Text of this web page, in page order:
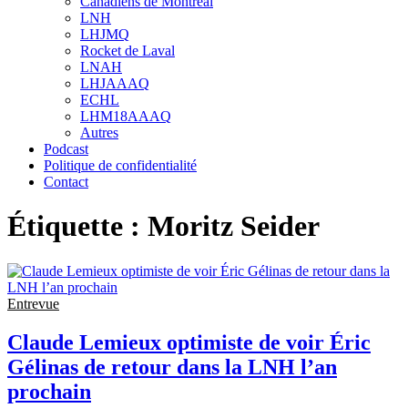
sub
menu
LNH
LHJMQ
Rocket de Laval
LNAH
LHJAAAQ
ECHL
LHM18AAAQ
Autres
Podcast
Politique de confidentialité
Contact
Étiquette : Moritz Seider
Entrevue
Claude Lemieux optimiste de voir Éric
Gélinas de retour dans la LNH l’an
prochain